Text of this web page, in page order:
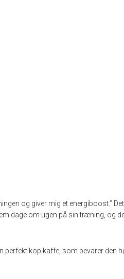
og giver mig et energiboost.” Det
dage om ugen på sin træning, og
perfekt kop kaffe, som bevarer den